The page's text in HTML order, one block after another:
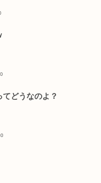
どうなのよ？